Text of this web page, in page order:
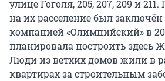
улице Гоголя, 205, 207, 209 и
на их расселение был
компанией «Олимпийский» в
планировала построить здесь
Люди из ветхих домов жили в
квартирах за строительным